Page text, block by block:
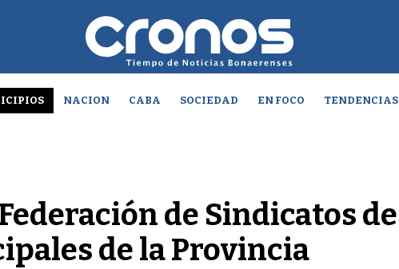
NACION CABA SOCIEDAD EN FOCO TENDENCIAS
de Sindicatos de
de la Provincia